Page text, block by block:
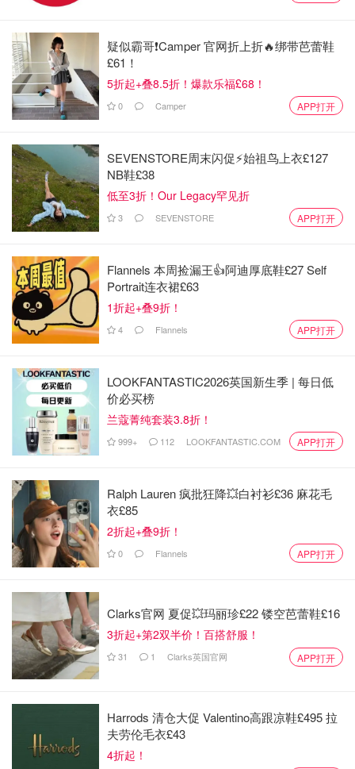
图片来源于@House&Garden，版权属于原作者
英国跳蚤市场
董的热爱，英国有着非常多数量的
古董集市
国人一般不会直接将自己用过的物品直接丢弃、也会以在二
手市场、古董店 淘古董旧物为乐。
图片来源于@THATCHER+Hallam，版权属于原作者
在这种文化之下，英国的跳蚤市场可以说是非常受欢迎，摊
位和物品种类也都非常丰富。小到首饰服装、大到古董字
画、家具用品真是一应俱全！很多物品虽然是二手，但是保
存的非常完好，而且经过时间的洗礼别有一番韵味！可以说
在跳蚤市场买东西真是不错的选择！
疑似霸哥❗️Camper 官网折上折🔥绑带芭蕾鞋
£61！
5折起+叠8.5折！爆款乐福£68！
0 Camper APP打开
SEVENSTORE周末闪促⚡️始祖鸟上衣£127
NB鞋£38
低至3折！Our Legacy罕见折
3 SEVENSTORE APP打开
Flannels 本周捡漏王👍阿迪厚底鞋£27 Self
Portrait连衣裙£63
1折起+叠9折！
4 Flannels APP打开
LOOKFANTASTIC2026英国新生季 | 每日低
价必买榜
兰蔻菁纯套装3.8折！
999+ 112 LOOKFANTASTIC.COM APP打开
Ralph Lauren 疯批狂降💥白衬衫£36 麻花毛
衣£85
2折起+叠9折！
0 Flannels APP打开
Clarks官网 夏促💥玛丽珍£22 镂空芭蕾鞋£16
3折起+第2双半价！百搭舒服！
31 1 Clarks英国官网 APP打开
Harrods 清仓大促 Valentino高跟凉鞋£495 拉
夫劳伦毛衣£43
4折起！